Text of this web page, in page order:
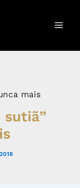
mais
sutiã”